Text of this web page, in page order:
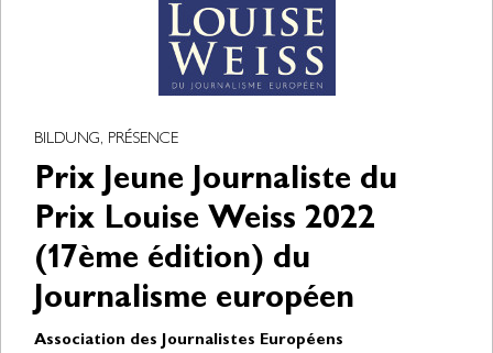
BILDUNG, PRÉSENCE
Prix Jeune Journaliste du
Prix Louise Weiss 2022
(17ème édition) du
Journalisme européen
Association des Journalistes Européens